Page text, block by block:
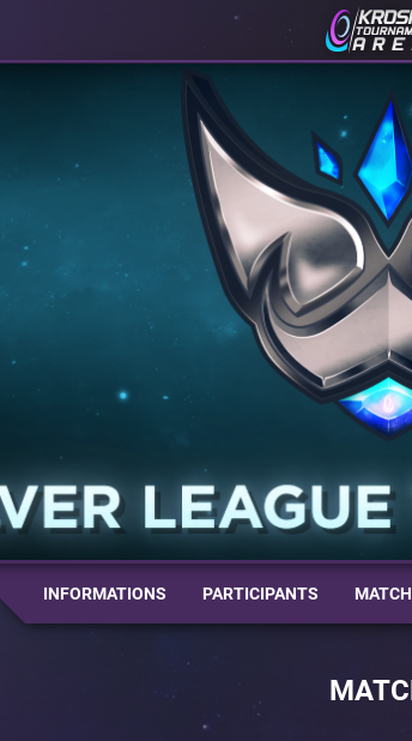
INFORMATIONS PARTICIPANTS